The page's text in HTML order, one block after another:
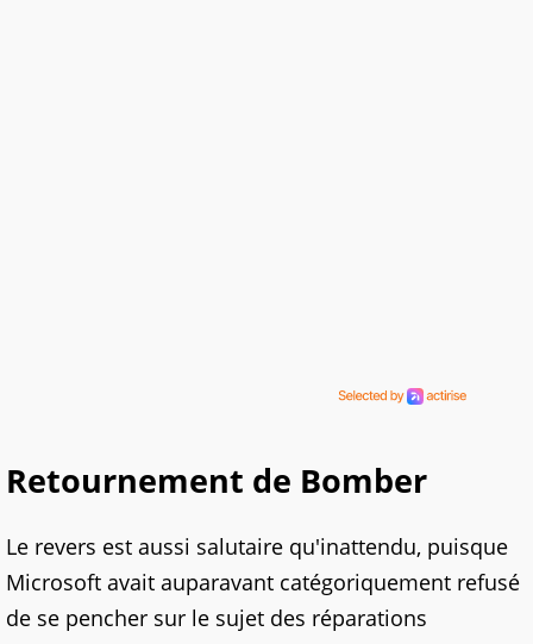
Retournement de Bomber
Le revers est aussi salutaire qu'inattendu, puisque
Microsoft avait auparavant catégoriquement refusé
de se pencher sur le sujet des réparations